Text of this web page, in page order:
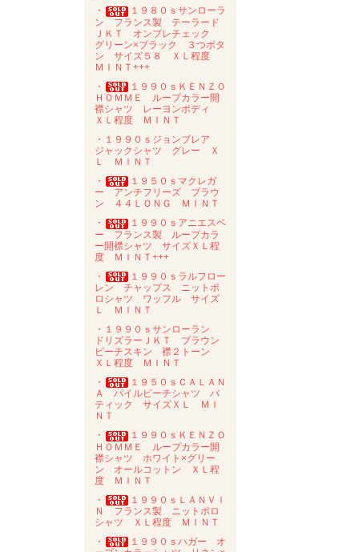
・
１９８０ｓサンローラ
ン フランス製 テーラード
ＪＫＴ オンブレチェック
グリーン×ブラック ３つボタ
ン サイズ５８ ＸＬ程度
ＭＩＮＴ+++
・
１９９０ｓＫＥＮＺＯ
ＨＯＭＭＥ ループカラー開
襟シャツ レーヨンボディ
ＸＬ程度 ＭＩＮＴ
・１９９０ｓジョンブレア
ジャックシャツ グレー Ｘ
Ｌ ＭＩＮＴ
・
１９５０ｓマクレガ
ー アンチフリーズ ブラウ
ン ４４ＬＯＮＧ ＭＩＮＴ
・
１９９０ｓアニエスベ
ー フランス製 ループカラ
ー開襟シャツ サイズＸＬ程
度 ＭＩＮＴ+++
・
１９９０ｓラルフロー
レン チャップス ニットポ
ロシャツ ワッフル サイズ
Ｌ ＭＩＮＴ
・１９９０ｓサンローラン
ドリズラーＪＫＴ ブラウン
ピーチスキン 襟２トーン
ＸＬ程度 ＭＩＮＴ
・
１９５０ｓＣＡＬＡＮ
Ａ パイルビーチシャツ バ
ティック サイズＸＬ ＭＩ
ＮＴ
・
１９９０ｓＫＥＮＺＯ
ＨＯＭＭＥ ループカラー開
襟シャツ ホワイト×グリー
ン オールコットン ＸＬ程
度 ＭＩＮＴ
・
１９９０ｓＬＡＮＶＩ
Ｎ フランス製 ニットポロ
シャツ ＸＬ程度 ＭＩＮＴ
・
１９９０ｓハガー オ